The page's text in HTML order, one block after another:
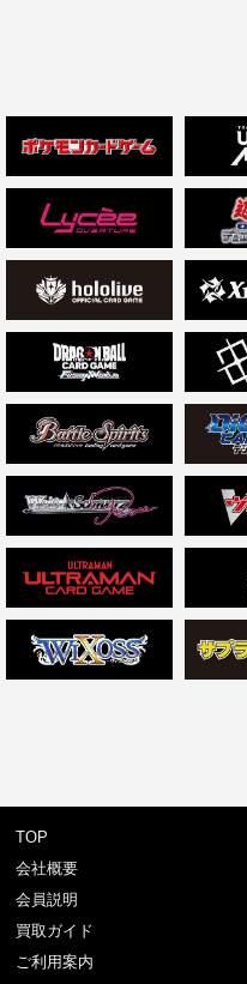
TOP
会社概要
会員説明
買取ガイド
ご利用案内